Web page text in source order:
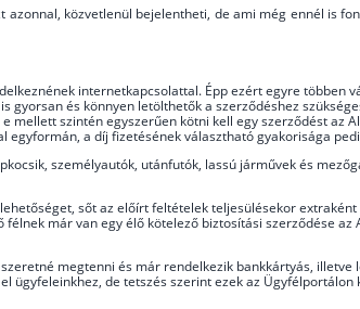
közvetlenül bejelentheti, de ami még ennél is
internetkapcsolattal. Épp ezért egyre többen
és könnyen letölthetők a szerződéshez
szintén egyszerűen kötni kell egy szerződést az
a díj fizetésének választható gyakorisága
személyautók, utánfutók, lassú járművek és
sőt az előírt feltételek teljesülésekor
már van egy élő kötelező biztosítási szerződése az
megtenni és már rendelkezik bankkártyás,
de tetszés szerint ezek az Ügyfélportálon